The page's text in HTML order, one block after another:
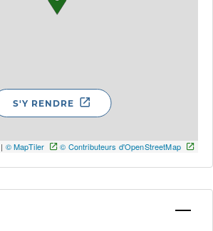
| © MapTiler © Contributeurs d'OpenStreetMap
S'Y RENDRE